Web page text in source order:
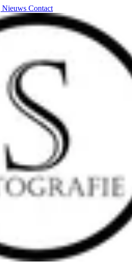
Nieuws Contact